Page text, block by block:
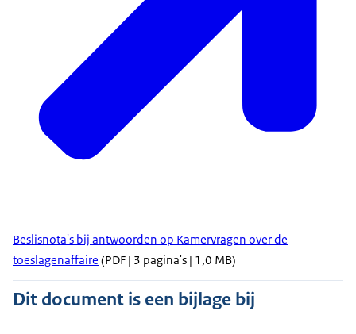
Beslisnota's bij antwoorden op Kamervragen over de
toeslagenaffaire (PDF | 3 pagina's | 1,0 MB)
Dit document is een bijlage bij